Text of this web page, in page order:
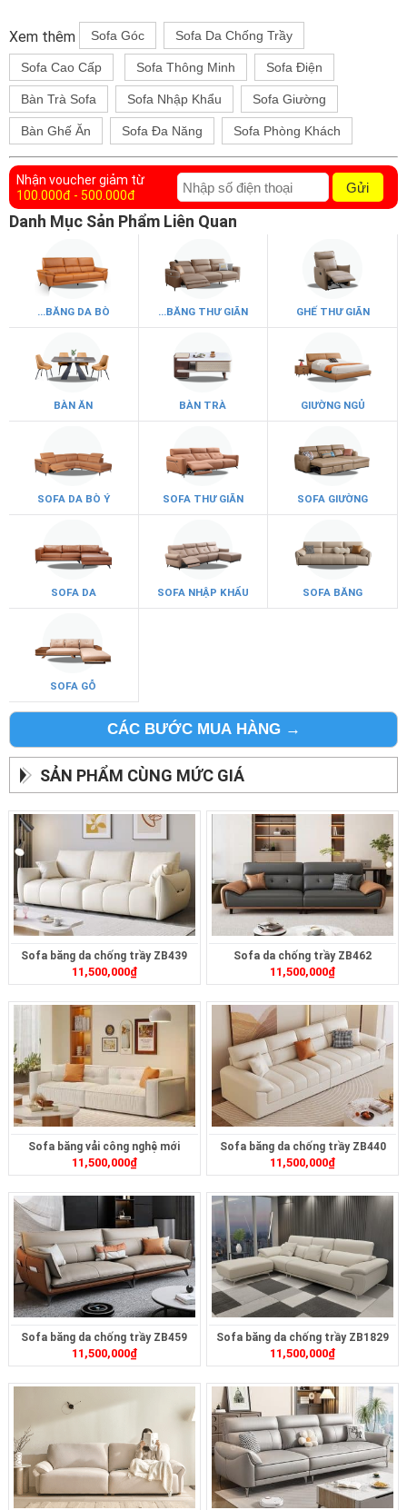
Xem thêm Sofa Góc Sofa Da Chống Trầy
Sofa Cao Cấp Sofa Thông Minh Sofa Điện
Bàn Trà Sofa Sofa Nhập Khẩu Sofa Giường
Bàn Ghế Ăn Sofa Đa Năng Sofa Phòng Khách
Nhận voucher giảm từ
100.000đ - 500.000đ
Gửi
Danh Mục Sản Phẩm Liên Quan
...BĂNG DA BÒ ...BĂNG THƯ GIÃN GHẾ THƯ GIÃN
BÀN ĂN BÀN TRÀ GIƯỜNG NGỦ
SOFA DA BÒ Ý SOFA THƯ GIÃN SOFA GIƯỜNG
SOFA DA SOFA NHẬP KHẨU SOFA BĂNG
SOFA GỖ
CÁC BƯỚC MUA HÀNG →
SẢN PHẨM CÙNG MỨC GIÁ
Sofa băng da chống trầy ZB439
11,500,000₫
Sofa da chống trầy ZB462
11,500,000₫
Sofa băng vải công nghệ mới
ZB412
11,500,000₫
Sofa băng da chống trầy ZB440
11,500,000₫
Sofa băng da chống trầy ZB459
11,500,000₫
Sofa băng da chống trầy ZB1829
11,500,000₫